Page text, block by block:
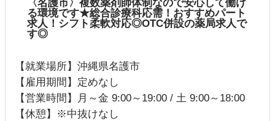
〈名護市〉複数薬剤師体制なので安心して働け
る環境です★総合診療科応需！おすすめパート
求人！シフト柔軟対応◎OTC併設の薬局求人で
す◎
【就業場所】沖縄県名護市
【雇用期間】定めなし
【営業時間】月～金 9:00～19:00 / 土 9:00～18:00
【休憩】※中抜けなし